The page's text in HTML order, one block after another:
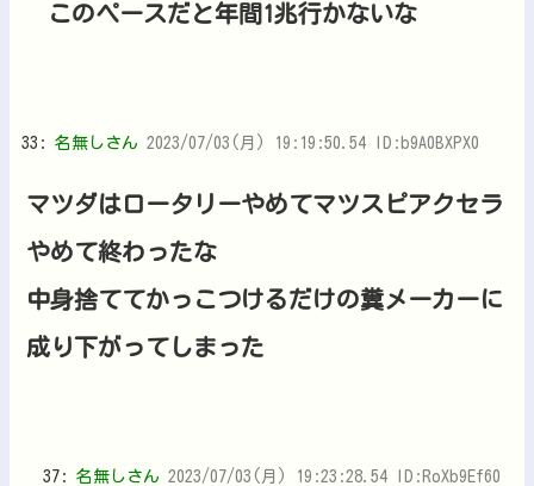
このペースだと年間1兆行かないな
33: 名無しさん 2023/07/03(月) 19:19:50.54 ID:b9A0BXPX0
マツダはロータリーやめてマツスピアクセラ
やめて終わったな
中身捨ててかっこつけるだけの糞メーカーに
成り下がってしまった
37: 名無しさん 2023/07/03(月) 19:23:28.54 ID:RoXb9Ef60